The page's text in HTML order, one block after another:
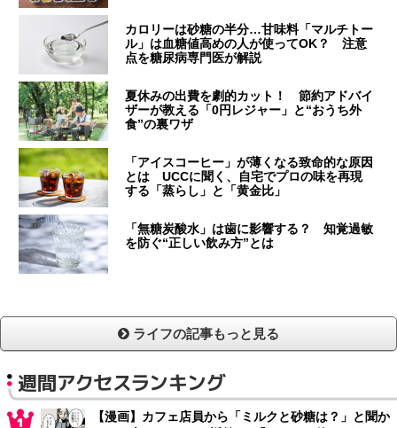
カロリーは砂糖の半分…甘味料「マルチトー
ル」は血糖値高めの人が使ってOK？ 注意
点を糖尿病専門医が解説
夏休みの出費を劇的カット！ 節約アドバイ
ザーが教える「0円レジャー」と“おうち外
食”の裏ワザ
「アイスコーヒー」が薄くなる致命的な原因
とは UCCに聞く、自宅でプロの味を再現
する「蒸らし」と「黄金比」
「無糖炭酸水」は歯に影響する？ 知覚過敏
を防ぐ“正しい飲み方”とは
ライフの記事もっと見る
週間アクセスランキング
【漫画】カフェ店員から「ミルクと砂糖は？」と聞か